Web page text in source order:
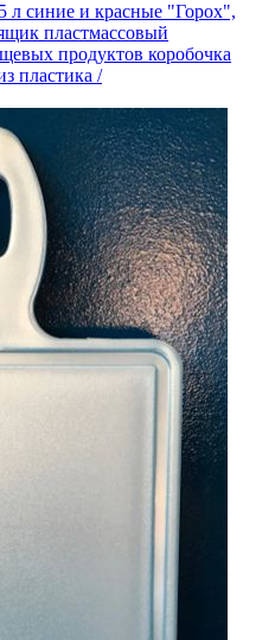
синие и красные "Горох",
пластмассовый
продуктов коробочка
пластика /